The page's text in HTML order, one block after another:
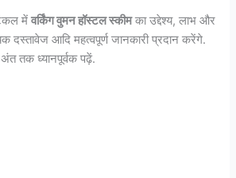
मेंवर्किंग वुमन हॉस्टल स्कीमका उद्देश्य, लाभ और
दस्तावेज आदि महत्वपूर्ण जानकारी प्रदान करेंगे.
तक ध्यानपूर्वक पढ़ें.